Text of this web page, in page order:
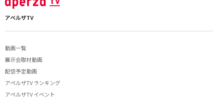
アペルザTV
動画一覧
展示会取材動画
配信予定動画
アペルザTV ランキング
アペルザTV イベント